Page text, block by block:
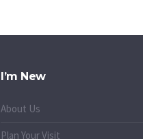
I’m New
About Us
Plan Your Visit